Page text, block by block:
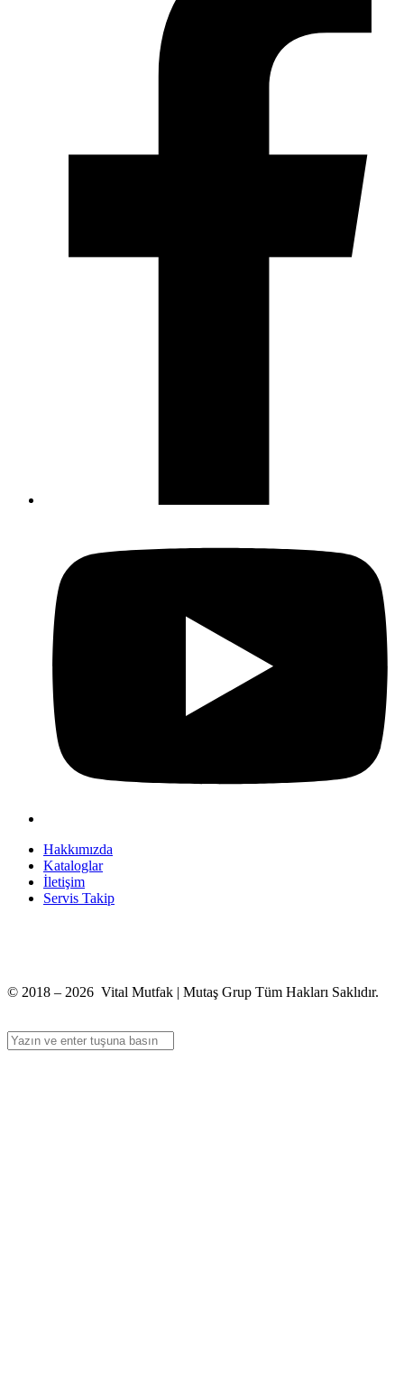
Hakkımızda
Kataloglar
İletişim
Servis Takip
© 2018 – 2026 Vital Mutfak | Mutaş Grup Tüm Hakları Saklıdır.